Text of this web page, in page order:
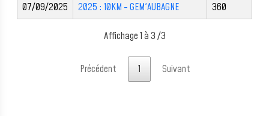
07/09/2025
2025 : 10KM - GEM'AUBAGNE 360
Affichage 1 à 3 /3
Précédent 1 Suivant